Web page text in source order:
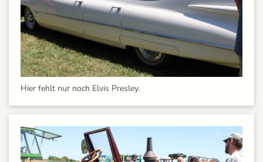
Hier fehlt nur noch Elvis Presley.